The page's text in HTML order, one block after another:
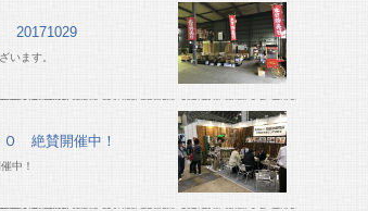
20171029
います。
絶賛開催中！
中！